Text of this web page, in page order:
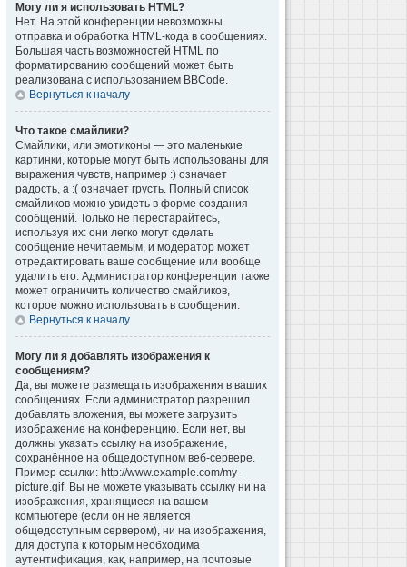
Могу ли я использовать HTML?
Нет. На этой конференции невозможны
отправка и обработка HTML-кода в сообщениях.
Большая часть возможностей HTML по
форматированию сообщений может быть
реализована с использованием BBCode.
Вернуться к началу
Что такое смайлики?
Смайлики, или эмотиконы — это маленькие
картинки, которые могут быть использованы для
выражения чувств, например :) означает
радость, а :( означает грусть. Полный список
смайликов можно увидеть в форме создания
сообщений. Только не перестарайтесь,
используя их: они легко могут сделать
сообщение нечитаемым, и модератор может
отредактировать ваше сообщение или вообще
удалить его. Администратор конференции также
может ограничить количество смайликов,
которое можно использовать в сообщении.
Вернуться к началу
Могу ли я добавлять изображения к
сообщениям?
Да, вы можете размещать изображения в ваших
сообщениях. Если администратор разрешил
добавлять вложения, вы можете загрузить
изображение на конференцию. Если нет, вы
должны указать ссылку на изображение,
сохранённое на общедоступном веб-сервере.
Пример ссылки: http://www.example.com/my-
picture.gif. Вы не можете указывать ссылку ни на
изображения, хранящиеся на вашем
компьютере (если он не является
общедоступным сервером), ни на изображения,
для доступа к которым необходима
аутентификация, как, например, на почтовые